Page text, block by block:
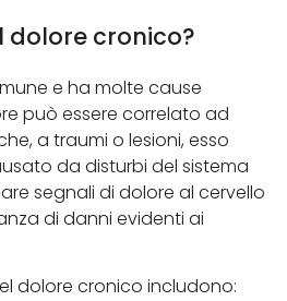
dolore cronico?
e ha molte cause
può essere correlato ad
a traumi o lesioni, esso
da disturbi del sistema
segnali di dolore al cervello
di danni evidenti ai
dolore cronico includono: